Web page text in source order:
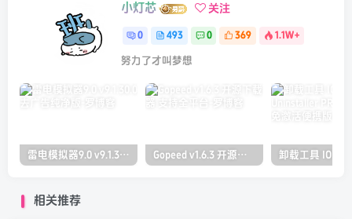
小灯芯 关注
0 493 0 369 1.1W+
努力了才叫梦想
雷电模拟器9.0 v9.1.30.0 去广告纯净版 Gopeed v1.6.3 开源下载器 支持全平台
相关推荐